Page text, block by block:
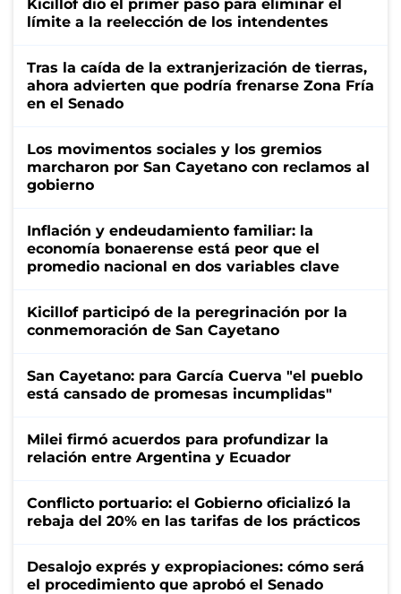
Kicillof dio el primer paso para eliminar el
límite a la reelección de los intendentes
Tras la caída de la extranjerización de tierras,
ahora advierten que podría frenarse Zona Fría
en el Senado
Los movimentos sociales y los gremios
marcharon por San Cayetano con reclamos al
gobierno
Inflación y endeudamiento familiar: la
economía bonaerense está peor que el
promedio nacional en dos variables clave
Kicillof participó de la peregrinación por la
conmemoración de San Cayetano
San Cayetano: para García Cuerva "el pueblo
está cansado de promesas incumplidas"
Milei firmó acuerdos para profundizar la
relación entre Argentina y Ecuador
Conflicto portuario: el Gobierno oficializó la
rebaja del 20% en las tarifas de los prácticos
Desalojo exprés y expropiaciones: cómo será
el procedimiento que aprobó el Senado